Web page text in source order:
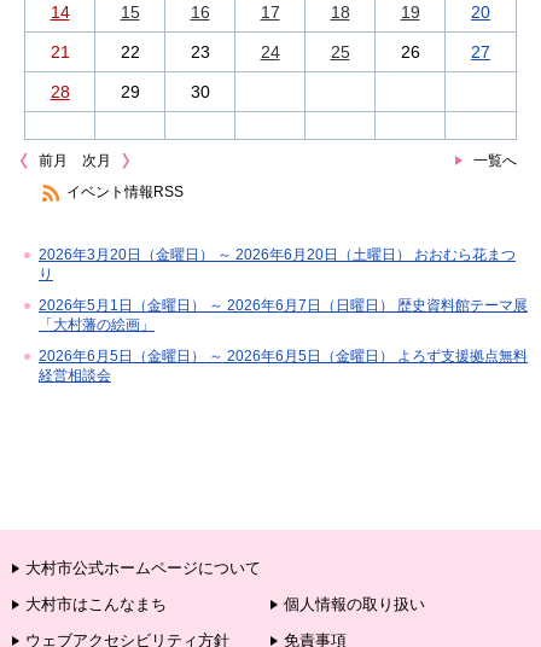
14 15 16 17 18 19 20
21 22 23 24 25 26 27
28 29 30
前月 一覧へ
次月
イベント情報RSS
2026年3月20日（金曜日） ～ 2026年6月20日（土曜日） おおむら花まつ
り
2026年5月1日（金曜日） ～ 2026年6月7日（日曜日） 歴史資料館テーマ展
「大村藩の絵画」
2026年6月5日（金曜日） ～ 2026年6月5日（金曜日） よろず支援拠点無料
経営相談会
大村市公式ホームページについて
大村市はこんなまち
個人情報の取り扱い
ウェブアクセシビリティ方針
免責事項